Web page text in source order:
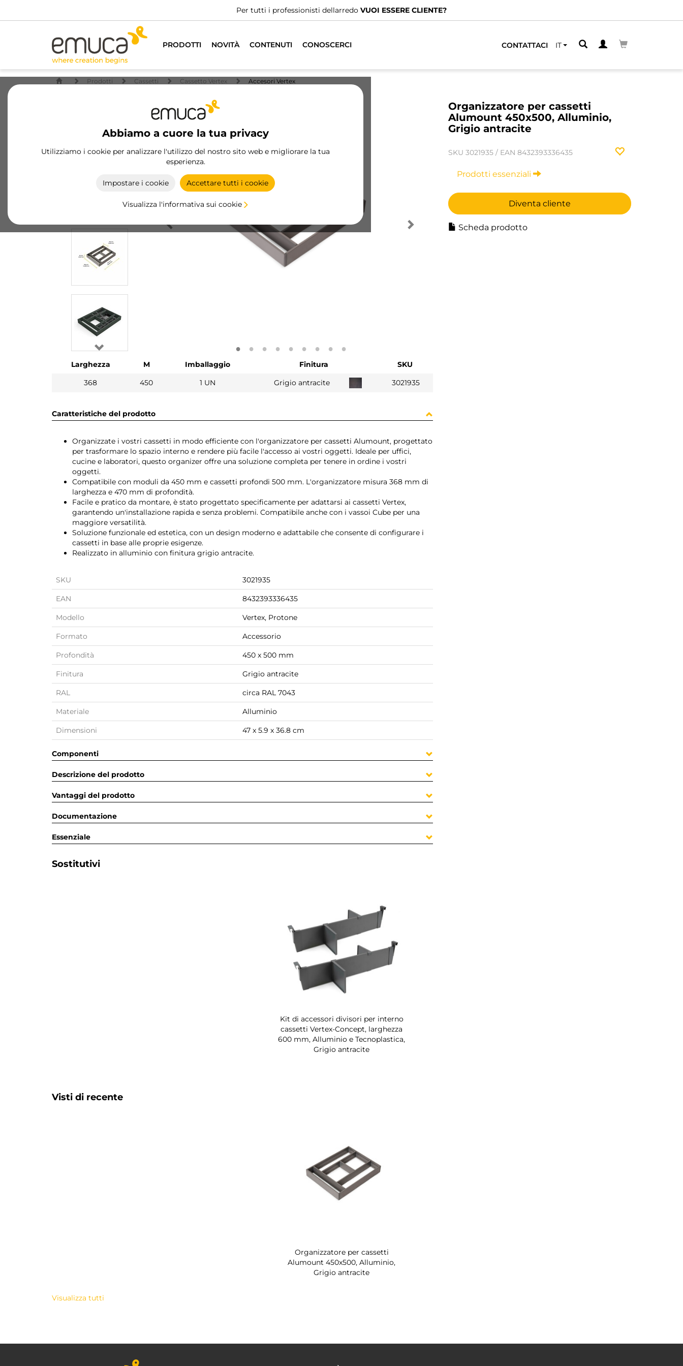
Per tutti i professionisti dellarredoVUOI ESSERE CLIENTE?
PRODOTTI NOVITÀ CONTENUTI CONOSCERCI CONTATTACI IT
Abbiamo a cuore la tua privacy
Utilizziamo i cookie per analizzare l'utilizzo del nostro sito web e migliorare la tua
esperienza.
Impostare i cookie Accettare tutti i cookie
Visualizza l'informativa sui cookie
Prodotti Cassetti Cassetto Vertex Accesori Vertex
Organizzatore per cassetti
Alumount 450x500, Alluminio,
Grigio antracite
SKU 3021935 / EAN 8432393336435
Prodotti essenziali
Diventa cliente
Scheda prodotto
Larghezza M Imballaggio Finitura
SKU
368
450 1 UN Grigio antracite 3021935
Caratteristiche del prodotto
Organizzate i vostri cassetti in modo efficiente con l'organizzatore per cassetti Alumount, progettato
per trasformare lo spazio interno e rendere più facile l'accesso ai vostri oggetti. Ideale per uffici,
cucine e laboratori, questo organizer offre una soluzione completa per tenere in ordine i vostri
oggetti.
Compatibile con moduli da 450 mm e cassetti profondi 500 mm. L'organizzatore misura 368 mm di
larghezza e 470 mm di profondità.
Facile e pratico da montare, è stato progettato specificamente per adattarsi ai cassetti Vertex,
garantendo un'installazione rapida e senza problemi. Compatibile anche con i vassoi Cube per una
maggiore versatilità.
Soluzione funzionale ed estetica, con un design moderno e adattabile che consente di configurare i
cassetti in base alle proprie esigenze.
Realizzato in alluminio con finitura grigio antracite.
SKU 3021935
EAN 8432393336435
Modello Vertex, Protone
Formato Accessorio
Profondità 450 x 500 mm
Finitura Grigio antracite
RAL circa RAL 7043
Materiale Alluminio
Dimensioni 47 x 5.9 x 36.8 cm
Componenti
Descrizione del prodotto
Vantaggi del prodotto
Documentazione
Essenziale
Sostitutivi
Kit di accessori divisori per interno
cassetti Vertex-Concept, larghezza
600 mm, Alluminio e Tecnoplastica,
Grigio antracite
Visti di recente
Organizzatore per cassetti
Alumount 450x500, Alluminio,
Grigio antracite
Visualizza tutti